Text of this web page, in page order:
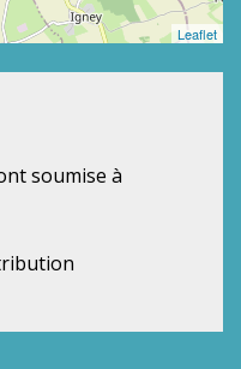
Leaflet
soumise à